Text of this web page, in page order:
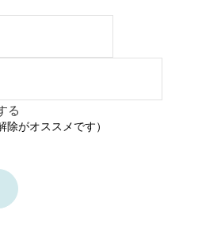
る
除がオススメです）